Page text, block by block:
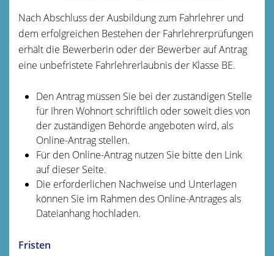
Nach Abschluss der Ausbildung zum Fahrlehrer und
dem erfolgreichen Bestehen der Fahrlehrerprüfungen
erhält die Bewerberin oder der Bewerber auf Antrag
eine unbefristete Fahrlehrerlaubnis der Klasse BE.
Den Antrag müssen Sie bei der zuständigen Stelle
für Ihren Wohnort schriftlich oder soweit dies von
der zuständigen Behörde angeboten wird, als
Online-Antrag stellen.
Für den Online-Antrag nutzen Sie bitte den Link
auf dieser Seite.
Die erforderlichen Nachweise und Unterlagen
können Sie im Rahmen des Online-Antrages als
Dateianhang hochladen.
Fristen